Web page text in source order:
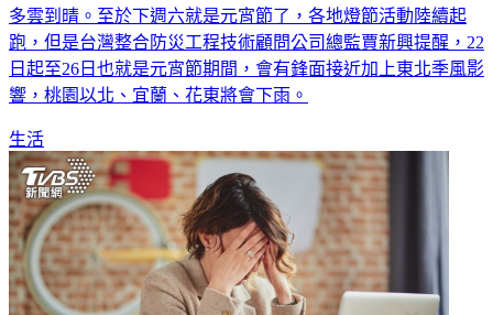
多雲到晴。至於下週六就是元宵節了，各地燈節活動陸續起
跑，但是台灣整合防災工程技術顧問公司總監賈新興提醒，22
日起至26日也就是元宵節期間，會有鋒面接近加上東北季風影
響，桃園以北、宜蘭、花東將會下雨。
生活